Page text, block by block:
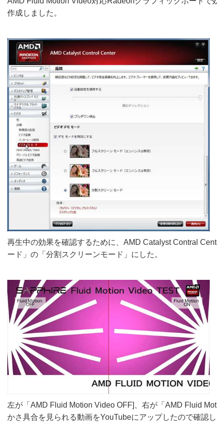
作成しました。
再生中の効果を確認するために、AMD Catalyst Contral
ード」の「分割スクリーンモード」にした。
左が「AMD Fluid Motion Video OFF]、右が「AMD Fluid
かさ具合を見られる動画をYouTubeにアップしたので確認